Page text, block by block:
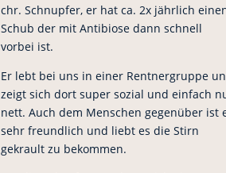
chr. Schnupfer, er hat ca. 2x jährlich
Schub der mit Antibiose dann schnell
vorbei ist.
Er lebt bei uns in einer Rentnergruppe
zeigt sich dort super sozial und einfach
nett. Auch dem Menschen gegenüber ist
sehr freundlich und liebt es die Stirn
gekrault zu bekommen.